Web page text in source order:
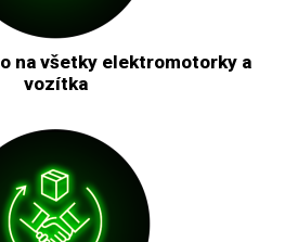
na všetky elektromotorky a
vozítka